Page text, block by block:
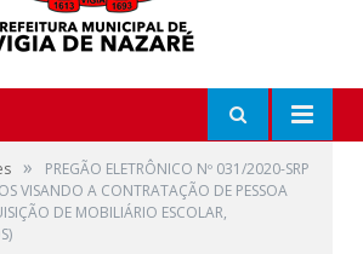
»
PREGÃO ELETRÔNICO Nº 031/2020-SRP
VISANDO A CONTRATAÇÃO DE PESSOA
DE MOBILIÁRIO ESCOLAR,